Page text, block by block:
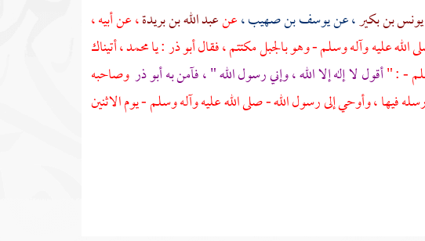
يونس بن بكير، عنيوسف بن صهيب،عنعبد الله بن بريدة، عن أبيه ،
عليه وآله وسلم - وهو بالجبل مكتتم ، فقالأبو ذر: يامحمد، أتيناك
- : "أقول لا إله إلا الله ، وإني رسول الله " ، فآمن بهأبو ذروصاحبه
فيها ، وأوحي إلى رسول الله - صلى الله عليه وآله وسلم - يوم الاثنين